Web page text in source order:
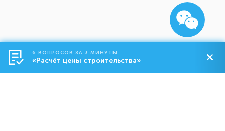
6 ВОПРОСОВ ЗА 3 МИНУТЫ
«Расчёт цены строительства»